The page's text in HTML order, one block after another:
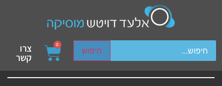
חיפוש
device users, explore by touch or with swipe gestures.
0 צרו
קשר